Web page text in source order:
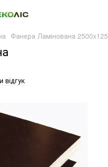
Фанера Ламінована
відгук